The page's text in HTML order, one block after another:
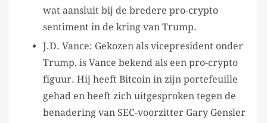
wat aansluit bij de bredere pro-crypto
sentiment in de kring van Trump.
J.D. Vance: Gekozen als vicepresident onder
Trump, is Vance bekend als een pro-crypto
figuur. Hij heeft Bitcoin in zijn portefeuille
gehad en heeft zich uitgesproken tegen de
benadering van SEC-voorzitter Gary Gensler